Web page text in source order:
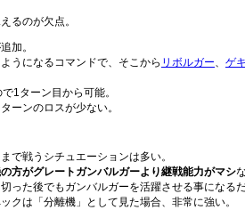
るのが欠点。
加。
うになるコマンドで、そこから リボルガー ゲ
1ターン目から可能。
ーンのロスが少ない。
で戦うシチュエーションは多い。
方がグレートガンバルガーより継戦能力がマシ
った後でもガンバルガーを活躍させる事になるだ
クは「分離機」として見た場合、非常に強い。